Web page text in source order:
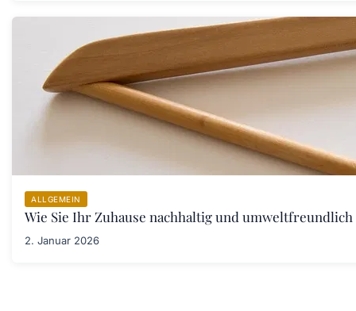
ALLGEMEIN
Wie Sie Ihr Zuhause nachhaltig und umweltfreundlich
2. Januar 2026